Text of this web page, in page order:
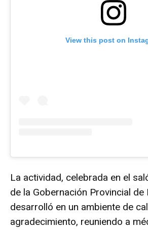
View this post on
La actividad, celebrada en el
de la Gobernación Provincial de
desarrolló en un ambiente de
agradecimiento, reuniendo a